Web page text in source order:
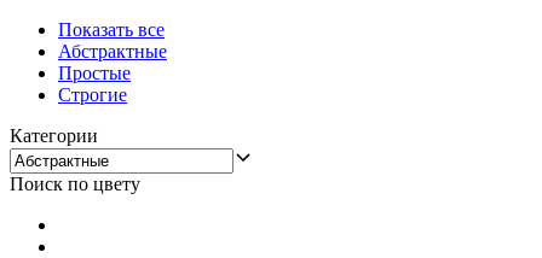
Показать все
Абстрактные
Простые
Строгие
Категории
Поиск по цвету